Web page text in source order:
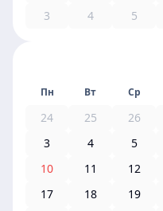
3
4 5
Пн Вт Ср
24 25 26
3
4 5
10
11 12
17
18 19